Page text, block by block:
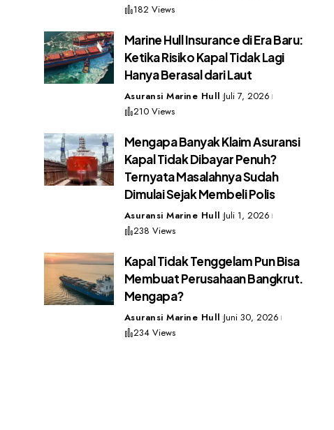
182 Views
Marine Hull Insurance di Era Baru:
Ketika Risiko Kapal Tidak Lagi
Hanya Berasal dari Laut
Asuransi Marine Hull Juli 7, 2026
210 Views
Mengapa Banyak Klaim Asuransi
Kapal Tidak Dibayar Penuh?
Ternyata Masalahnya Sudah
Dimulai Sejak Membeli Polis
Asuransi Marine Hull Juli 1, 2026
238 Views
Kapal Tidak Tenggelam Pun Bisa
Membuat Perusahaan Bangkrut.
Mengapa?
Asuransi Marine Hull Juni 30, 2026
234 Views